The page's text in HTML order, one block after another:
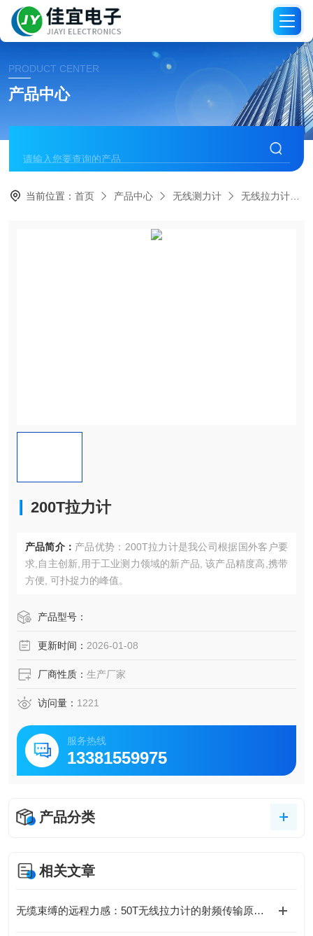
PRODUCT CENTER
产品中心
当前位置：首页 产品中心 无线测力计 无线拉力计
200T拉力计
产品简介： 产品优势：200T拉力计是我公司根据国外客户要
求,自主创新,用于工业测力领域的新产品, 该产品精度高,携带
方便, 可扑捉力的峰值。
产品型号：
更新时间： 2026-01-08
厂商性质： 生产厂家
访问量： 1221
服务热线
13381559975
产品分类
相关文章
无缆束缚的远程力感：50T无线拉力计的射频传输原理与测力实践